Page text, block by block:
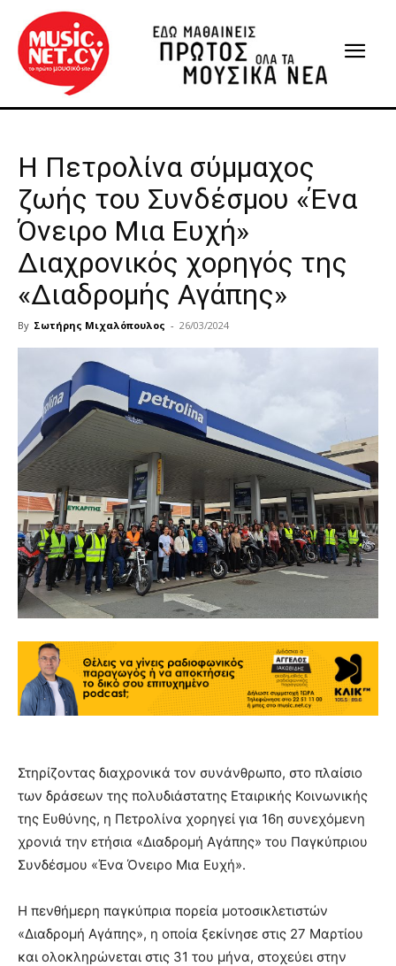
Η Πετρολίνα σύμμαχος
ζωής του Συνδέσμου «Ένα
Όνειρο Μια Ευχή»
Διαχρονικός χορηγός της
«Διαδρομής Αγάπης»
By Σωτήρης Μιχαλόπουλος - 26/03/2024
Στηρίζοντας διαχρονικά τον συνάνθρωπο, στο πλαίσιο
των δράσεων της πολυδιάστατης Εταιρικής Κοινωνικής
της Ευθύνης, η Πετρολίνα χορηγεί για 16η συνεχόμενη
χρονιά την ετήσια «Διαδρομή Αγάπης» του Παγκύπριου
Συνδέσμου «Ένα Όνειρο Μια Ευχή».
Η πενθήμερη παγκύπρια πορεία μοτοσικλετιστών
«Διαδρομή Αγάπης», η οποία ξεκίνησε στις 27 Μαρτίου
και ολοκληρώνεται στις 31 του μήνα, στοχεύει στην